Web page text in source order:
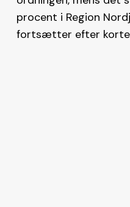
procent i Region
fortsætter efter